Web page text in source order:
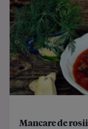
Mancare de rosii